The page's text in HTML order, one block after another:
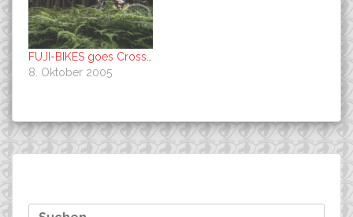
FUJI-BIKES goes Cross…
8. Oktober 2005